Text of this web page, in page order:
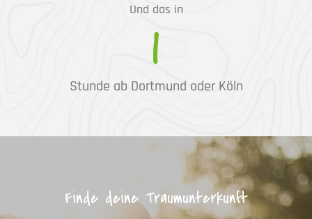
Und das in
1
Stunde ab Dortmund oder Köln
Finde deine Traumunterkunft